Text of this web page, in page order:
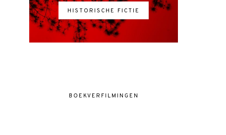
HISTORISCHE FICTIE
BOEKVERFILMINGEN